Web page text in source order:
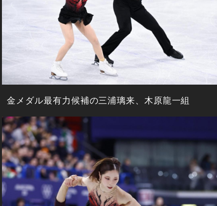
金メダル最有力候補の三浦璃来、木原龍一組